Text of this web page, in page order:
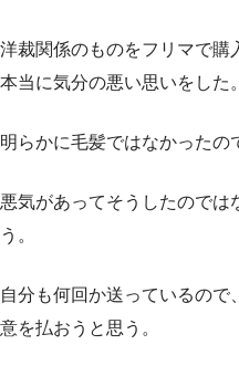
洋裁関係のものをフリマで購
本当に気分の悪い思いをした。
明らかに毛髪ではなかったの
悪気があってそうしたのでは
う。
自分も何回か送っているの
意を払おうと思う。